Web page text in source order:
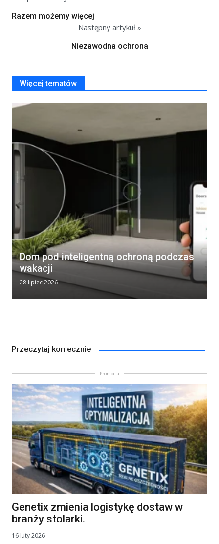
Razem możemy więcej
Następny artykuł »
Niezawodna ochrona
Więcej tematów
Dom pod inteligentną ochroną podczas
wakacji
28 lipiec 2026
Przeczytaj koniecznie
Promocja
Genetix zmienia logistykę dostaw w
branży stolarki.
16 luty 2026